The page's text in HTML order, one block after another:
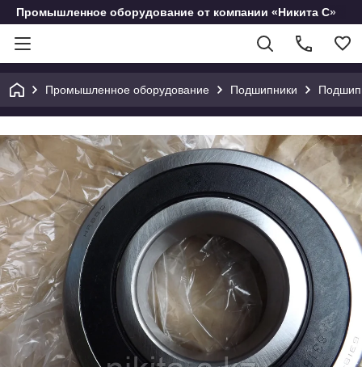
Промышленное оборудование от компании «Никита С»
Промышленное оборудование Подшипники